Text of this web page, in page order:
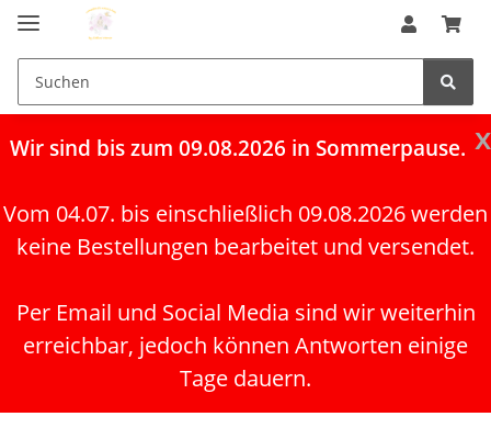
x
Wir sind bis zum 09.08.2026 in Sommerpause.
Vom 04.07. bis einschließlich 09.08.2026 werden
keine Bestellungen bearbeitet und versendet.
Per Email und Social Media sind wir weiterhin
erreichbar, jedoch können Antworten einige
Tage dauern.